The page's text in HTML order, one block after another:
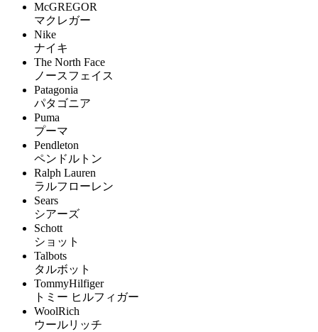
McGREGOR
マクレガー
Nike
ナイキ
The North Face
ノースフェイス
Patagonia
パタゴニア
Puma
プーマ
Pendleton
ペンドルトン
Ralph Lauren
ラルフローレン
Sears
シアーズ
Schott
ショット
Talbots
タルボット
TommyHilfiger
トミー ヒルフィガー
WoolRich
ウールリッチ